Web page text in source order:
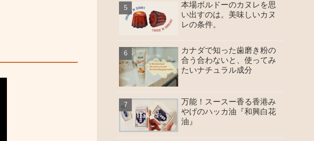
本場ボルドーのカヌレを思
い出すのは。美味しいカヌ
レの条件。
カナダで知った歯磨き粉の
合う合わないと、使ってみ
たいナチュラル成分
万能！スースー香る香港み
やげのハッカ油『和興白花
油』